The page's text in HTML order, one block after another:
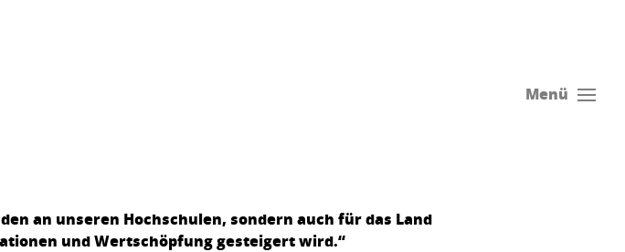
Menü
an unseren Hochschulen, sondern auch für das Land
und Wertschöpfung gesteigert wird.“